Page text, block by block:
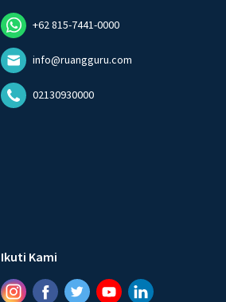
+62 815-7441-0000
info@ruangguru.com
02130930000
Ikuti Kami